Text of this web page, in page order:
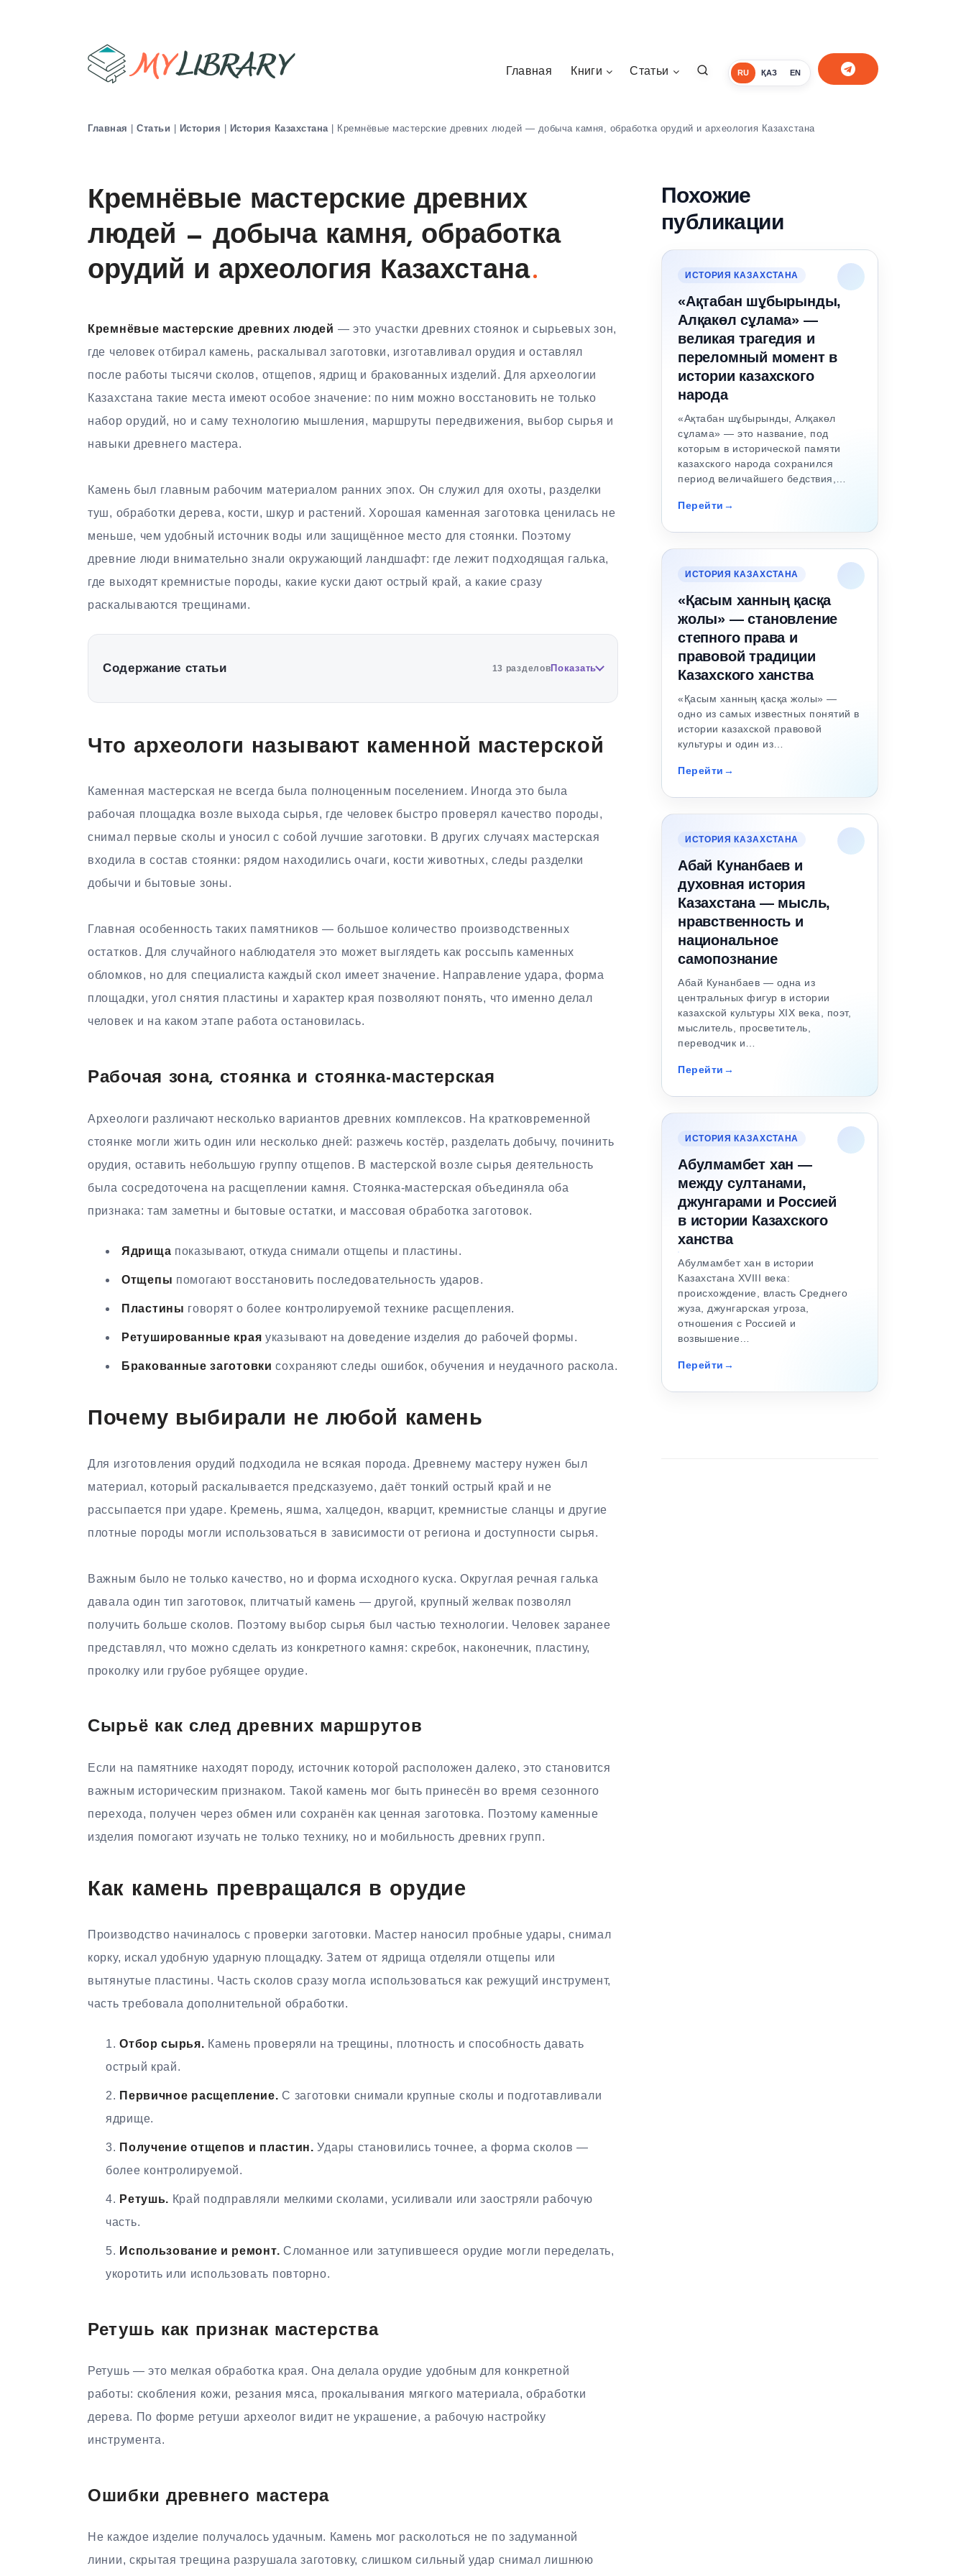
RU ҚАЗ EN
Главная Книги Статьи
Главная | Статьи | История | История Казахстана | Кремнёвые мастерские древних людей — добыча камня, обработка орудий и археология Казахстана
Кремнёвые мастерские древних
людей — добыча камня, обработка
орудий и археология Казахстана
Кремнёвые мастерские древних людей — это участки древних стоянок и сырьевых зон,
где человек отбирал камень, раскалывал заготовки, изготавливал орудия и оставлял
после работы тысячи сколов, отщепов, ядрищ и бракованных изделий. Для археологии
Казахстана такие места имеют особое значение: по ним можно восстановить не только
набор орудий, но и саму технологию мышления, маршруты передвижения, выбор сырья и
навыки древнего мастера.
Камень был главным рабочим материалом ранних эпох. Он служил для охоты, разделки
туш, обработки дерева, кости, шкур и растений. Хорошая каменная заготовка ценилась не
меньше, чем удобный источник воды или защищённое место для стоянки. Поэтому
древние люди внимательно знали окружающий ландшафт: где лежит подходящая галька,
где выходят кремнистые породы, какие куски дают острый край, а какие сразу
раскалываются трещинами.
Содержание статьи 13 разделовПоказать
Что археологи называют каменной мастерской
Каменная мастерская не всегда была полноценным поселением. Иногда это была
рабочая площадка возле выхода сырья, где человек быстро проверял качество породы,
снимал первые сколы и уносил с собой лучшие заготовки. В других случаях мастерская
входила в состав стоянки: рядом находились очаги, кости животных, следы разделки
добычи и бытовые зоны.
Главная особенность таких памятников — большое количество производственных
остатков. Для случайного наблюдателя это может выглядеть как россыпь каменных
обломков, но для специалиста каждый скол имеет значение. Направление удара, форма
площадки, угол снятия пластины и характер края позволяют понять, что именно делал
человек и на каком этапе работа остановилась.
Рабочая зона, стоянка и стоянка-мастерская
Археологи различают несколько вариантов древних комплексов. На кратковременной
стоянке могли жить один или несколько дней: разжечь костёр, разделать добычу, починить
орудия, оставить небольшую группу отщепов. В мастерской возле сырья деятельность
была сосредоточена на расщеплении камня. Стоянка-мастерская объединяла оба
признака: там заметны и бытовые остатки, и массовая обработка заготовок.
Ядрища показывают, откуда снимали отщепы и пластины.
Отщепы помогают восстановить последовательность ударов.
Пластины говорят о более контролируемой технике расщепления.
Ретушированные края указывают на доведение изделия до рабочей формы.
Бракованные заготовки сохраняют следы ошибок, обучения и неудачного раскола.
Почему выбирали не любой камень
Для изготовления орудий подходила не всякая порода. Древнему мастеру нужен был
материал, который раскалывается предсказуемо, даёт тонкий острый край и не
рассыпается при ударе. Кремень, яшма, халцедон, кварцит, кремнистые сланцы и другие
плотные породы могли использоваться в зависимости от региона и доступности сырья.
Важным было не только качество, но и форма исходного куска. Округлая речная галька
давала один тип заготовок, плитчатый камень — другой, крупный желвак позволял
получить больше сколов. Поэтому выбор сырья был частью технологии. Человек заранее
представлял, что можно сделать из конкретного камня: скребок, наконечник, пластину,
проколку или грубое рубящее орудие.
Сырьё как след древних маршрутов
Если на памятнике находят породу, источник которой расположен далеко, это становится
важным историческим признаком. Такой камень мог быть принесён во время сезонного
перехода, получен через обмен или сохранён как ценная заготовка. Поэтому каменные
изделия помогают изучать не только технику, но и мобильность древних групп.
Как камень превращался в орудие
Производство начиналось с проверки заготовки. Мастер наносил пробные удары, снимал
корку, искал удобную ударную площадку. Затем от ядрища отделяли отщепы или
вытянутые пластины. Часть сколов сразу могла использоваться как режущий инструмент,
часть требовала дополнительной обработки.
Отбор сырья. Камень проверяли на трещины, плотность и способность давать
острый край.
Первичное расщепление. С заготовки снимали крупные сколы и подготавливали
ядрище.
Получение отщепов и пластин. Удары становились точнее, а форма сколов —
более контролируемой.
Ретушь. Край подправляли мелкими сколами, усиливали или заостряли рабочую
часть.
Использование и ремонт. Сломанное или затупившееся орудие могли переделать,
укоротить или использовать повторно.
Ретушь как признак мастерства
Ретушь — это мелкая обработка края. Она делала орудие удобным для конкретной
работы: скобления кожи, резания мяса, прокалывания мягкого материала, обработки
дерева. По форме ретуши археолог видит не украшение, а рабочую настройку
инструмента.
Ошибки древнего мастера
Не каждое изделие получалось удачным. Камень мог расколоться не по задуманной
линии, скрытая трещина разрушала заготовку, слишком сильный удар снимал лишнюю
Похожие
публикации
ИСТОРИЯ КАЗАХСТАНА
«Ақтабан шұбырынды,
Алқакөл сұлама» —
великая трагедия и
переломный момент в
истории казахского
народа
«Ақтабан шұбырынды, Алқакөл
сұлама» — это название, под
которым в исторической памяти
казахского народа сохранился
период величайшего бедствия,…
Перейти
ИСТОРИЯ КАЗАХСТАНА
«Қасым ханның қасқа
жолы» — становление
степного права и
правовой традиции
Казахского ханства
«Қасым ханның қасқа жолы» —
одно из самых известных понятий в
истории казахской правовой
культуры и один из…
Перейти
ИСТОРИЯ КАЗАХСТАНА
Абай Кунанбаев и
духовная история
Казахстана — мысль,
нравственность и
национальное
самопознание
Абай Кунанбаев — одна из
центральных фигур в истории
казахской культуры XIX века, поэт,
мыслитель, просветитель,
переводчик и…
Перейти
ИСТОРИЯ КАЗАХСТАНА
Абулмамбет хан —
между султанами,
джунгарами и Россией
в истории Казахского
ханства
Абулмамбет хан в истории
Казахстана XVIII века:
происхождение, власть Среднего
жуза, джунгарская угроза,
отношения с Россией и
возвышение…
Перейти